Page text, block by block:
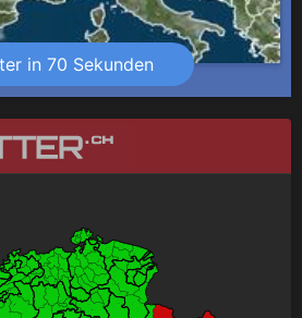
in 70 Sekunden